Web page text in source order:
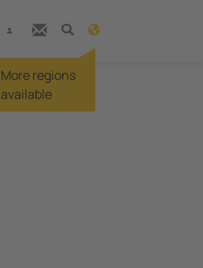
More regions
available